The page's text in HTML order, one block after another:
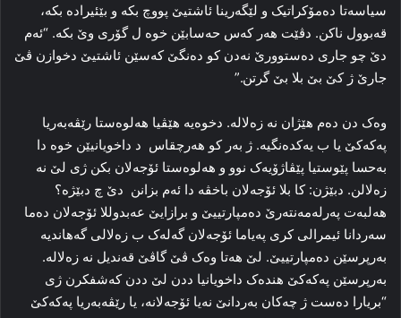
سیاسەتا دەمۆکراتیک و لێگەرینا ئاشتیێ پووچ بکە و بێئیرادە بکە،
قەبوول ناکن. دڤێت ھەر کەس حەسابێن خوە ل گۆری وێ بکە. “ئەم
دێ چو جاری دەستوورێ نەدن کو دەنگێ کەسێن ئاشتیێ دخوازن ڤێ
جارێ ژ کێ بێ بلا بێ گرتن.”
وەک دن دەم ھێژان نە زەلالە. دخوەیە ھێڤیا ھەلوەستا رێڤەبەریا
پەکەکێ یا ب یەکدەنگیە. ژ بەر کو ھەرچقاس د داخویانیێن خوە دا
بەحسا پێوستیا پێڤاژۆیەک نوو و ھەلوەستا ئۆجەلان بکن ژی لێ نە
زەلالن. دبێژن: کا بلا ئۆجەلان باخڤە دا ئەم بزانن دێ چ دبێژە؟
هەلبەت پەرلەمەنتەرێ دەمپارتییێ و برازایێ عەبدوللا ئۆجەلان دەما
سەردانا ئیمرالی کری پەیاما ئۆجەلان گەلەک ب زەلالی گەھاندیە
بەرپرسێن دەمپارتییێ. لێ ھەتا وەک ڤێ گاڤێ قەندیل نە زەلالە.
بەرپرسێن پەکەکێ ھندەک داخویانیا ددن لێ ددن کەشفکرن ژی
“بریارا دەست ژ چەکان بەردانێ نەیا ئۆجەلانە، یا رێڤەبەریا پەکەکێ